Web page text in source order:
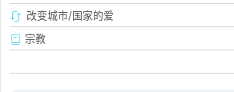
改变城市/国家的爱
宗教